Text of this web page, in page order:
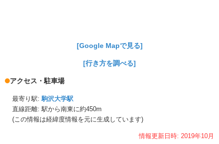
[Google Mapで見る]
[行き方を調べる]
アクセス・駐車場
最寄り駅: 駒沢大学駅
直線距離: 駅から南東に約450m
(この情報は経緯度情報を元に生成しています)
情報更新日時: 2019年10月